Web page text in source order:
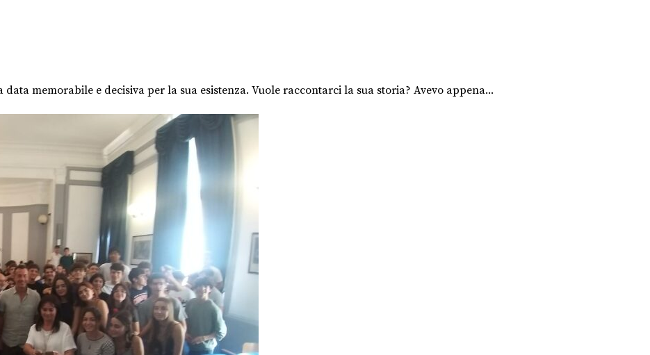
memorabile e decisiva per la sua esistenza. Vuole raccontarci la sua storia? Avevo appena...